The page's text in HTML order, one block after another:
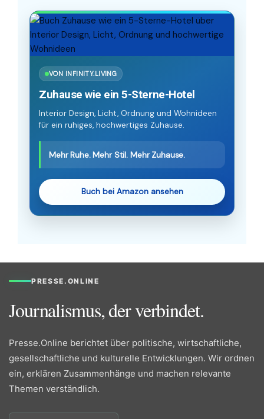
VON INFINITY.LIVING
Zuhause wie ein 5-Sterne-Hotel
Interior Design, Licht, Ordnung und Wohnideen
für ein ruhiges, hochwertiges Zuhause.
Mehr Ruhe. Mehr Stil. Mehr Zuhause.
Buch bei Amazon ansehen
PRESSE.ONLINE
Journalismus, der verbindet.
Presse.Online berichtet über politische, wirtschaftliche,
gesellschaftliche und kulturelle Entwicklungen. Wir ordnen
ein, erklären Zusammenhänge und machen relevante
Themen verständlich.